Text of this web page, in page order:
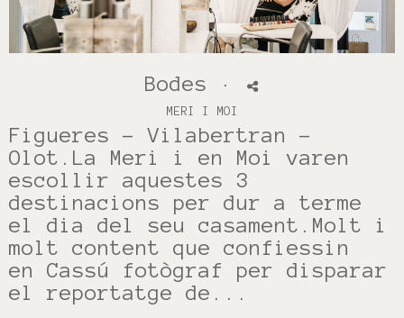
Bodes ·
MERI I MOI
Figueres - Vilabertran -
Olot.La Meri i en Moi varen
escollir aquestes 3
destinacions per dur a terme
el dia del seu casament.Molt i
molt content que confiessin
en Cassú fotògraf per disparar
el reportatge de...